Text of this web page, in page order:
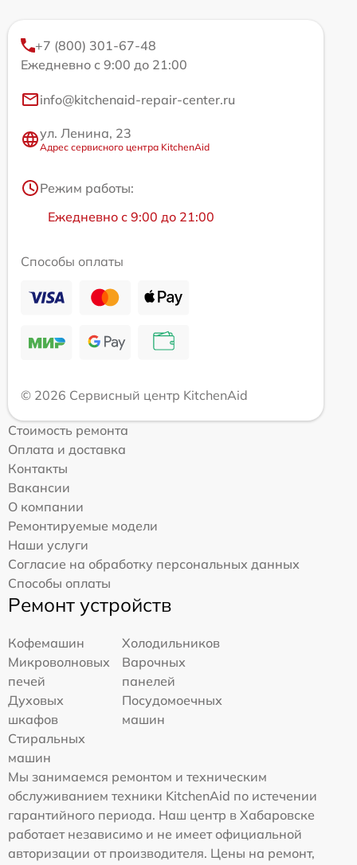
+7 (800) 301-67-48
Ежедневно с 9:00 до 21:00
info@kitchenaid-repair-center.ru
ул. Ленина, 23
Адрес сервисного центра KitchenAid
Режим работы:
Ежедневно с 9:00 до 21:00
Способы оплаты
© 2026 Сервисный центр KitchenAid
Стоимость ремонта
Оплата и доставка
Контакты
Вакансии
О компании
Ремонтируемые модели
Наши услуги
Согласие на обработку персональных данных
Способы оплаты
Ремонт устройств
Кофемашин
Холодильников
Микроволновых
печей
Варочных
панелей
Духовых
шкафов
Посудомоечных
машин
Стиральных
машин
Мы занимаемся ремонтом и техническим
обслуживанием техники KitchenAid по истечении
гарантийного периода. Наш центр в Хабаровске
работает независимо и не имеет официальной
авторизации от производителя. Цены на ремонт,